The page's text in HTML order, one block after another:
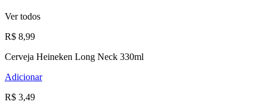
Ver todos
R$ 8,99
Cerveja Heineken Long Neck 330ml
Adicionar
R$ 3,49